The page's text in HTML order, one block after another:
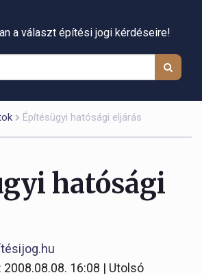
a választ építési jogi kérdéseire!
Építésügyi hatósági eljárás
hatósági
16:08 | Utolsó